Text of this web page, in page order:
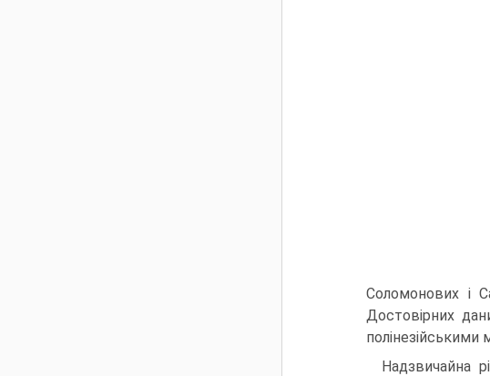
Соломонових і
Достовірних
полінезійськими
Надзвичайна